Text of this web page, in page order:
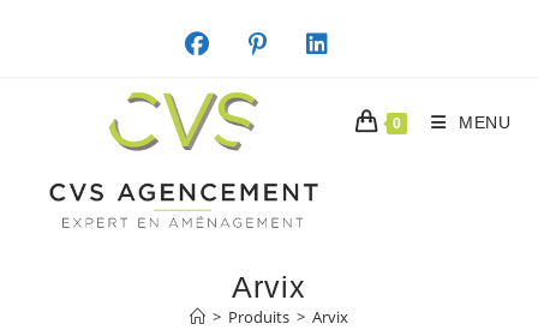
0 MENU
Arvix
> Produits > Arvix